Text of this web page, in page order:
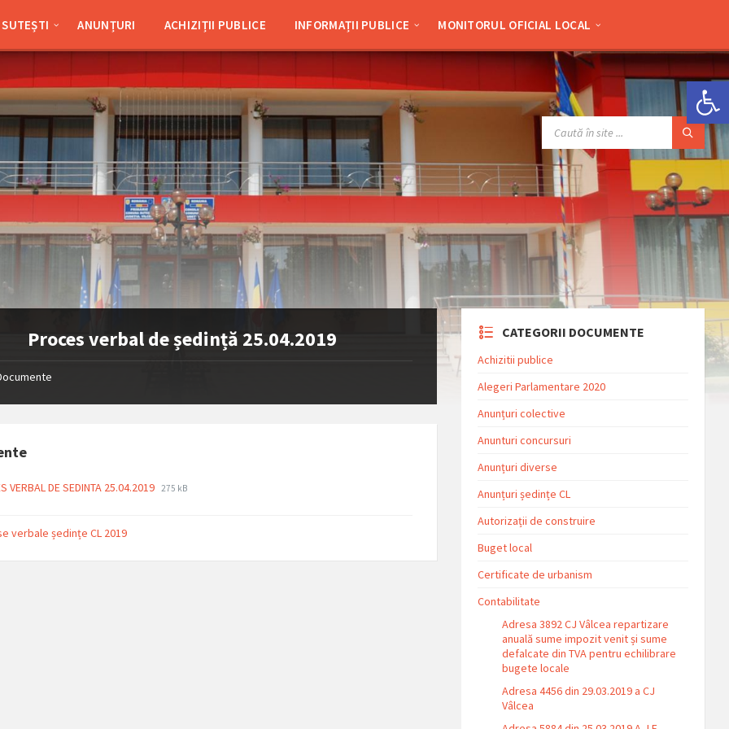
Deschide bara de unelte
ANUNȚURI ACHIZIȚII PUBLICE INFORMAȚII PUBLICE MONITORUL OFICIAL LOCAL
Proces verbal de ședință 25.04.2019
VERBAL DE SEDINTA 25.04.2019 File
File
275 kB
verbale ședințe CL 2019
CATEGORII DOCUMENTE
Achizitii publice
Alegeri Parlamentare 2020
Anunțuri colective
Anunturi concursuri
Anunțuri diverse
Anunțuri ședințe CL
Autorizații de construire
Buget local
Certificate de urbanism
Contabilitate
Adresa 3892 CJ Vâlcea repartizare
anuală sume impozit venit și sume
defalcate din TVA pentru echilibrare
bugete locale
Adresa 4456 din 29.03.2019 a CJ
Vâlcea